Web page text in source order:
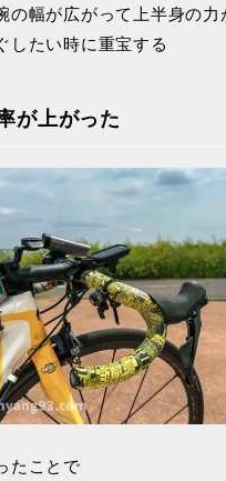
の幅が広がって上半身の
したい時に重宝する
が上がった
たことで